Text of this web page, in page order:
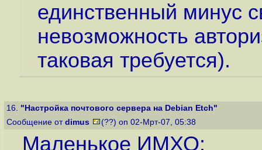
единственный минус
невозможность
таковая требуется).
16. "Настройка почтового сервера на Debian Etch"
Сообщение от dimus (??) on 02-Мрт-07, 05:38
Маленькое ИМХО: